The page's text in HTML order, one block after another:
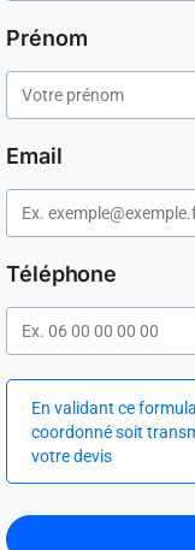
Prénom
Email
Téléphone
En validant ce
coordonné soit
votre devis